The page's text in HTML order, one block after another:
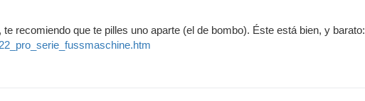
recomiendo que te pilles uno aparte (el de bombo). Éste está bien, y barato: